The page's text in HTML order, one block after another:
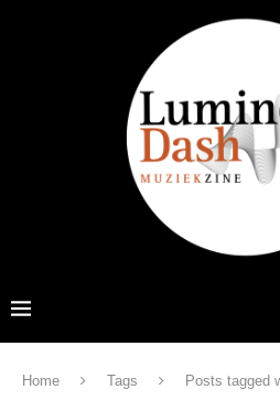
Home Tags Posts tagged